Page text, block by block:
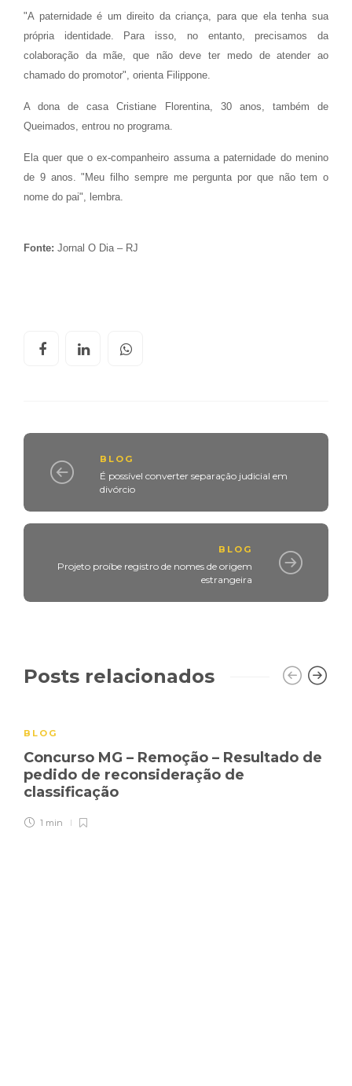
"A paternidade é um direito da criança, para que ela tenha sua
própria identidade. Para isso, no entanto, precisamos da
colaboração da mãe, que não deve ter medo de atender ao
chamado do promotor", orienta Filippone.
A dona de casa Cristiane Florentina, 30 anos, também de
Queimados, entrou no programa.
Ela quer que o ex-companheiro assuma a paternidade do menino
de 9 anos. "Meu filho sempre me pergunta por que não tem o
nome do pai", lembra.
Fonte: Jornal O Dia – RJ
BLOG
É possível converter separação judicial em
divórcio
BLOG
Projeto proíbe registro de nomes de origem
estrangeira
Posts relacionados
BLOG
Concurso MG – Remoção – Resultado de
pedido de reconsideração de
classificação
1 min